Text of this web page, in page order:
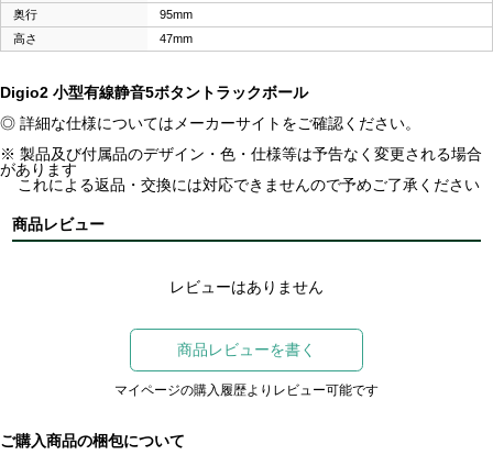
奥行
95mm
高さ
47mm
Digio2 小型有線静音5ボタントラックボール
◎ 詳細な仕様についてはメーカーサイトをご確認ください。
※ 製品及び付属品のデザイン・色・仕様等は予告なく変更される場合
があります
これによる返品・交換には対応できませんので予めご了承ください
商品レビュー
レビューはありません
商品レビューを書く
マイページの購入履歴よりレビュー可能です
ご購入商品の梱包について